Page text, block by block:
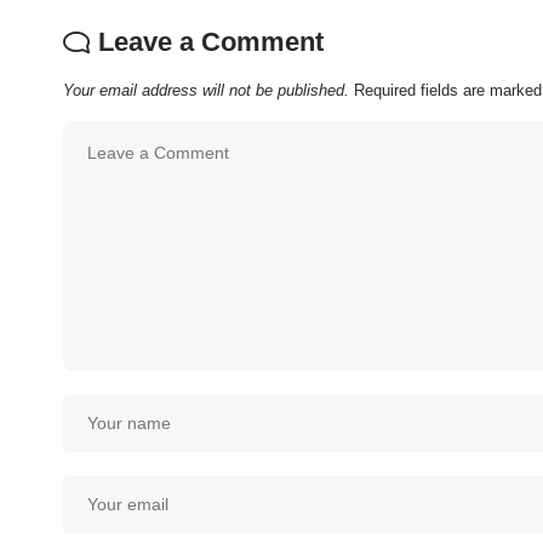
Leave a Comment
Your email address will not be published. Required fields are